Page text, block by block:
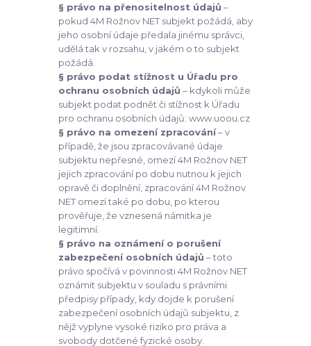
§ právo na přenositelnost údajů –
pokud 4M Rožnov NET subjekt požádá, aby
jeho osobní údaje předala jinému správci,
udělá tak v rozsahu, v jakém o to subjekt
požádá.
§ právo podat stížnost u Úřadu pro
ochranu osobních údajů – kdykoli může
subjekt podat podnět či stížnost k Úřadu
pro ochranu osobních údajů: www.uoou.cz
§ právo na omezení zpracování– v
případě, že jsou zpracovávané údaje
subjektu nepřesné, omezí 4M Rožnov NET
jejich zpracování po dobu nutnou k jejich
opravě či doplnění, zpracování 4M Rožnov
NET omezí také po dobu, po kterou
prověřuje, že vznesená námitka je
legitimní.
§ právo na oznámení o porušení
zabezpečení osobních údajů – toto
právo spočívá v povinnosti 4M Rožnov NET
oznámit subjektu v souladu s právními
předpisy případy, kdy dojde k porušení
zabezpečení osobních údajů subjektu, z
nějž vyplyne vysoké riziko pro práva a
svobody dotčené fyzické osoby.